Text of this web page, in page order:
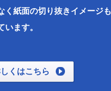
く紙面の切り抜きイメージも
ます。
くはこちら